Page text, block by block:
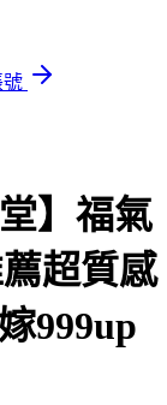
號
】福氣
超質感
999up